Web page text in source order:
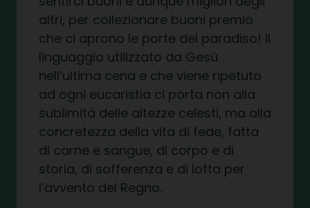
altri, per collezionare buoni premio
che ci aprono le porte del paradiso! Il
linguaggio utilizzato da Gesù
nell’ultima cena e che viene ripetuto
ad ogni eucaristia ci porta non alla
sublimità delle altezze celesti, ma alla
concretezza della vita di fede, fatta
di carne e sangue, di corpo e di
storia, di sofferenza e di lotta per
l’avvento del Regno.